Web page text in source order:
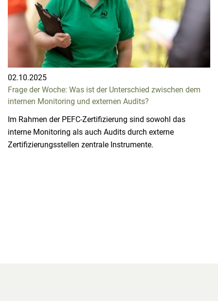
02.10.2025
Frage der Woche: Was ist der Unterschied zwischen dem
internen Monitoring und externen Audits?
Im Rahmen der PEFC-Zertifizierung sind sowohl das
interne Monitoring als auch Audits durch externe
Zertifizierungsstellen zentrale Instrumente.